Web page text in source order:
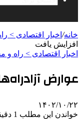
خانه/ اخبار اقتصادی >
افزایش یافت
اخبار اقتصادی > راه
عوارض
۱۴۰۲/۱۰/۲۲
خواندن این مطلب 1 دقیقه زمان میبرد